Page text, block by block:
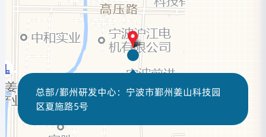
总部/鄞州研发中心：宁波市鄞州姜山科技园
区夏施路5号